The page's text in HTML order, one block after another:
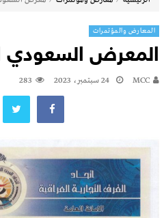
المعارض والمؤتمرات
المعرض السعودي
MCC 24 سبتمبر، 2023 283